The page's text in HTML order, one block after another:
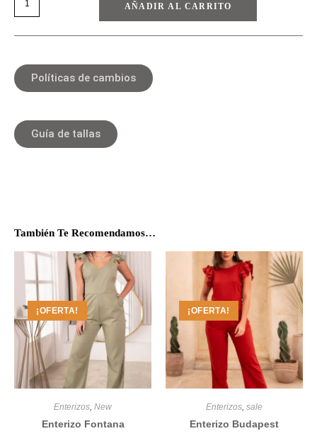
AÑADIR AL CARRITO
También Te Recomendamos…
¡OFERTA!
Enterizos New
Enterizo Fontana
¡OFERTA!
Enterizos sale
Enterizo Budapest
Guía de tallas
Políticas de cambios